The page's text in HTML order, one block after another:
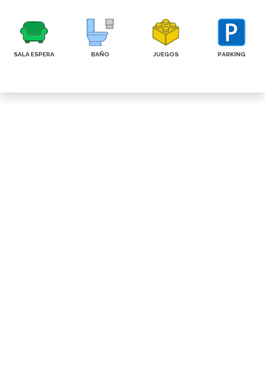
SALA ESPERA BAÑO JUEGOS PARKING